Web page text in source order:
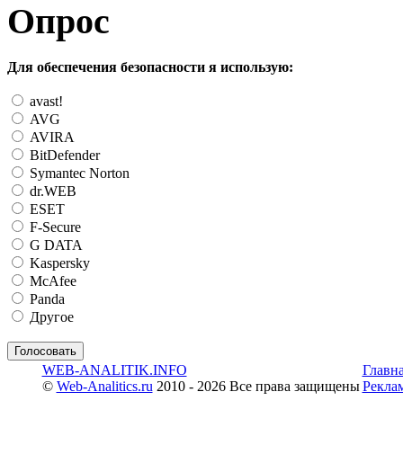
Опрос
Для обеспечения безопасности я использую:
avast!
AVG
AVIRA
BitDefender
Symantec Norton
dr.WEB
ESET
F-Secure
G DATA
Kaspersky
McAfee
Panda
Другое
WEB-ANALITIK.INFO
© Web-Analitics.ru 2010 - 2026 Все права защищены